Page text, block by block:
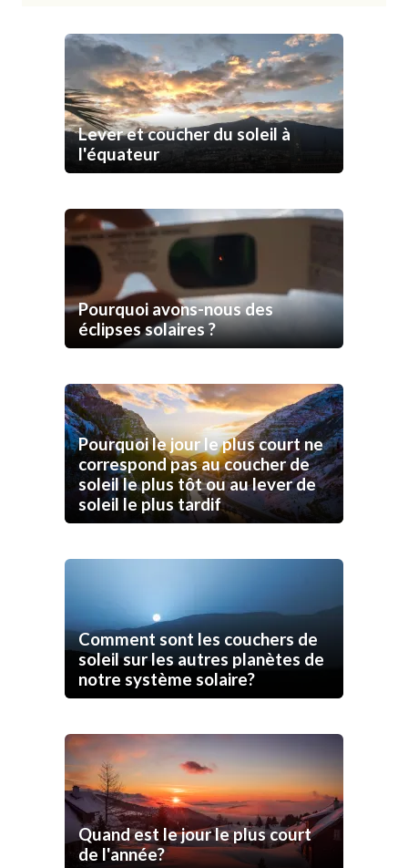
Lever et coucher du soleil à
l'équateur
Pourquoi avons-nous des
éclipses solaires ?
Pourquoi le jour le plus court ne
correspond pas au coucher de
soleil le plus tôt ou au lever de
soleil le plus tardif
Comment sont les couchers de
soleil sur les autres planètes de
notre système solaire?
Quand est le jour le plus court
de l'année?